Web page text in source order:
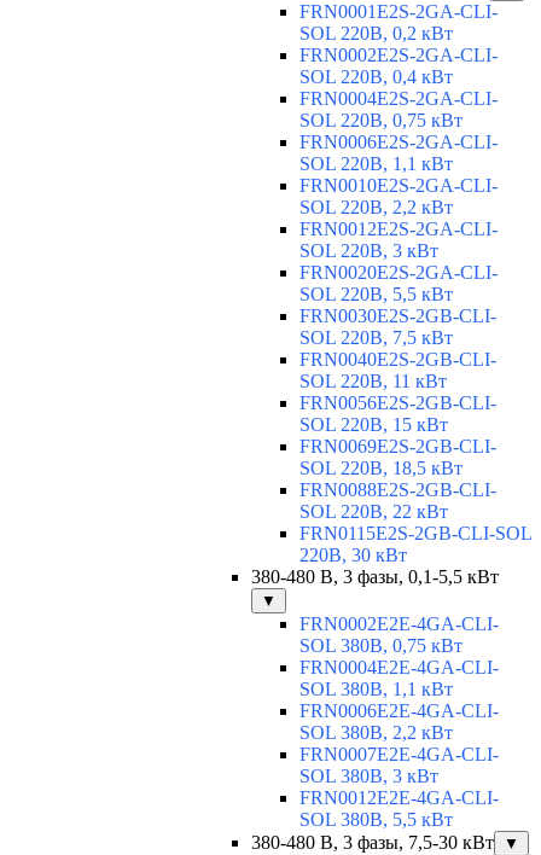
FRN0001E2S-2GA-CLI-
SOL 220В, 0,2 кВт
FRN0002E2S-2GA-CLI-
SOL 220В, 0,4 кВт
FRN0004E2S-2GA-CLI-
SOL 220В, 0,75 кВт
FRN0006E2S-2GA-CLI-
SOL 220В, 1,1 кВт
FRN0010E2S-2GA-CLI-
SOL 220В, 2,2 кВт
FRN0012E2S-2GA-CLI-
SOL 220В, 3 кВт
FRN0020E2S-2GA-CLI-
SOL 220В, 5,5 кВт
FRN0030E2S-2GB-CLI-
SOL 220В, 7,5 кВт
FRN0040E2S-2GB-CLI-
SOL 220В, 11 кВт
FRN0056E2S-2GB-CLI-
SOL 220В, 15 кВт
FRN0069E2S-2GB-CLI-
SOL 220В, 18,5 кВт
FRN0088E2S-2GB-CLI-
SOL 220В, 22 кВт
FRN0115E2S-2GB-CLI-SOL
220В, 30 кВт
380-480 В, 3 фазы, 0,1-5,5 кВт
▼
FRN0002E2E-4GA-CLI-
SOL 380В, 0,75 кВт
FRN0004E2E-4GA-CLI-
SOL 380В, 1,1 кВт
FRN0006E2E-4GA-CLI-
SOL 380В, 2,2 кВт
FRN0007E2E-4GA-CLI-
SOL 380В, 3 кВт
FRN0012E2E-4GA-CLI-
SOL 380В, 5,5 кВт
380-480 В, 3 фазы, 7,5-30 кВт
▼